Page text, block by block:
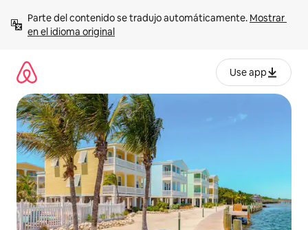
contenido
Parte del contenido se tradujo automáticamente. Mostrar
en el idioma original
Use app